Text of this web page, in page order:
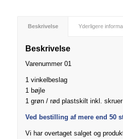
Beskrivelse Yderligere
Beskrivelse
Varenummer 01
1 vinkelbeslag
1 bøjle
1 grøn / rød plastskilt inkl. skruer
Ved bestilling af mere end 50
Vi har overtaget salget og